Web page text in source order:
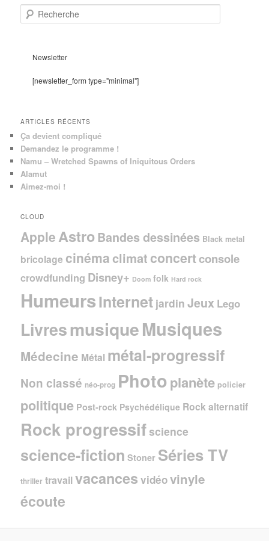
e
Newsletter
[newsletter_form type="minimal"]
ARTICLES RÉCENTS
Ça devient compliqué
Demandez le programme !
Namu – Wretched Spawns of Iniquitous Orders
Alamut
Aimez-moi !
CLOUD
Apple AstroBandes dessinées Black metal
bricolage cinéma climat concertconsole
crowdfunding Disney+ Doom folk Hard rock
HumeursInternet jardin Jeux Lego
LivresmusiqueMusiques
Médecine Métal métal-progressif
Non classé néo-prog Photo planète policier
politique Post-rock Psychédélique Rock alternatif
Rock progressifscience
science-fiction Stoner Séries TV
thriller travail vacances vidéovinyle
écoute